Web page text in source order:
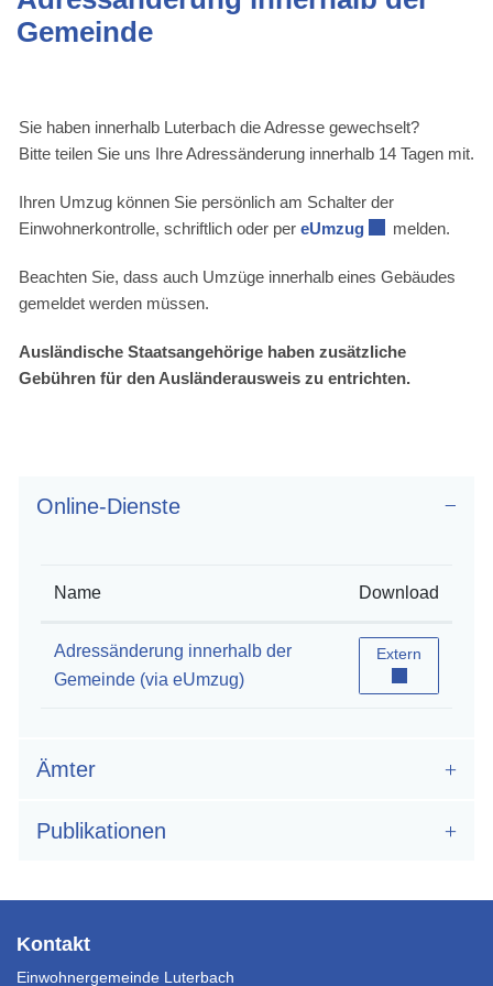
Gemeinde
Sie haben innerhalb Luterbach die Adresse gewechselt?
Bitte teilen Sie uns Ihre Adressänderung innerhalb 14 Tagen mit.
Ihren Umzug können Sie persönlich am Schalter der
Einwohnerkontrolle, schriftlich oder per eUmzug Externer Link
melden.
Beachten Sie, dass auch Umzüge innerhalb eines Gebäudes
gemeldet werden müssen.
Ausländische Staatsangehörige haben zusätzliche
Gebühren für den Ausländerausweis zu entrichten.
Zugehörige Objekte
Online-Dienste
Name Download
Adressänderung innerhalb der
Gemeinde (via eUmzug)
Extern
Ämter
Publikationen
Kontakt
Einwohnergemeinde Luterbach